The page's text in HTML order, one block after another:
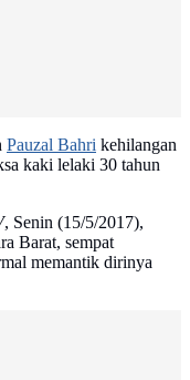
Pauzal Bahri kehilangan
kaki lelaki 30 tahun
, Senin (15/5/2017),
Barat, sempat
memantik dirinya